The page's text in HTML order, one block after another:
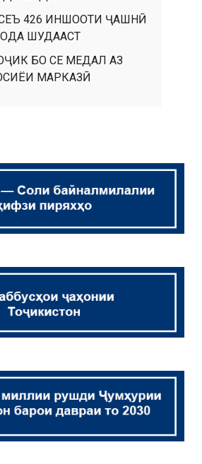
426 ИНШООТИ ҶАШНӢ
ШУДААСТ
БО СЕ МЕДАЛ АЗ
МАРКАЗӢ